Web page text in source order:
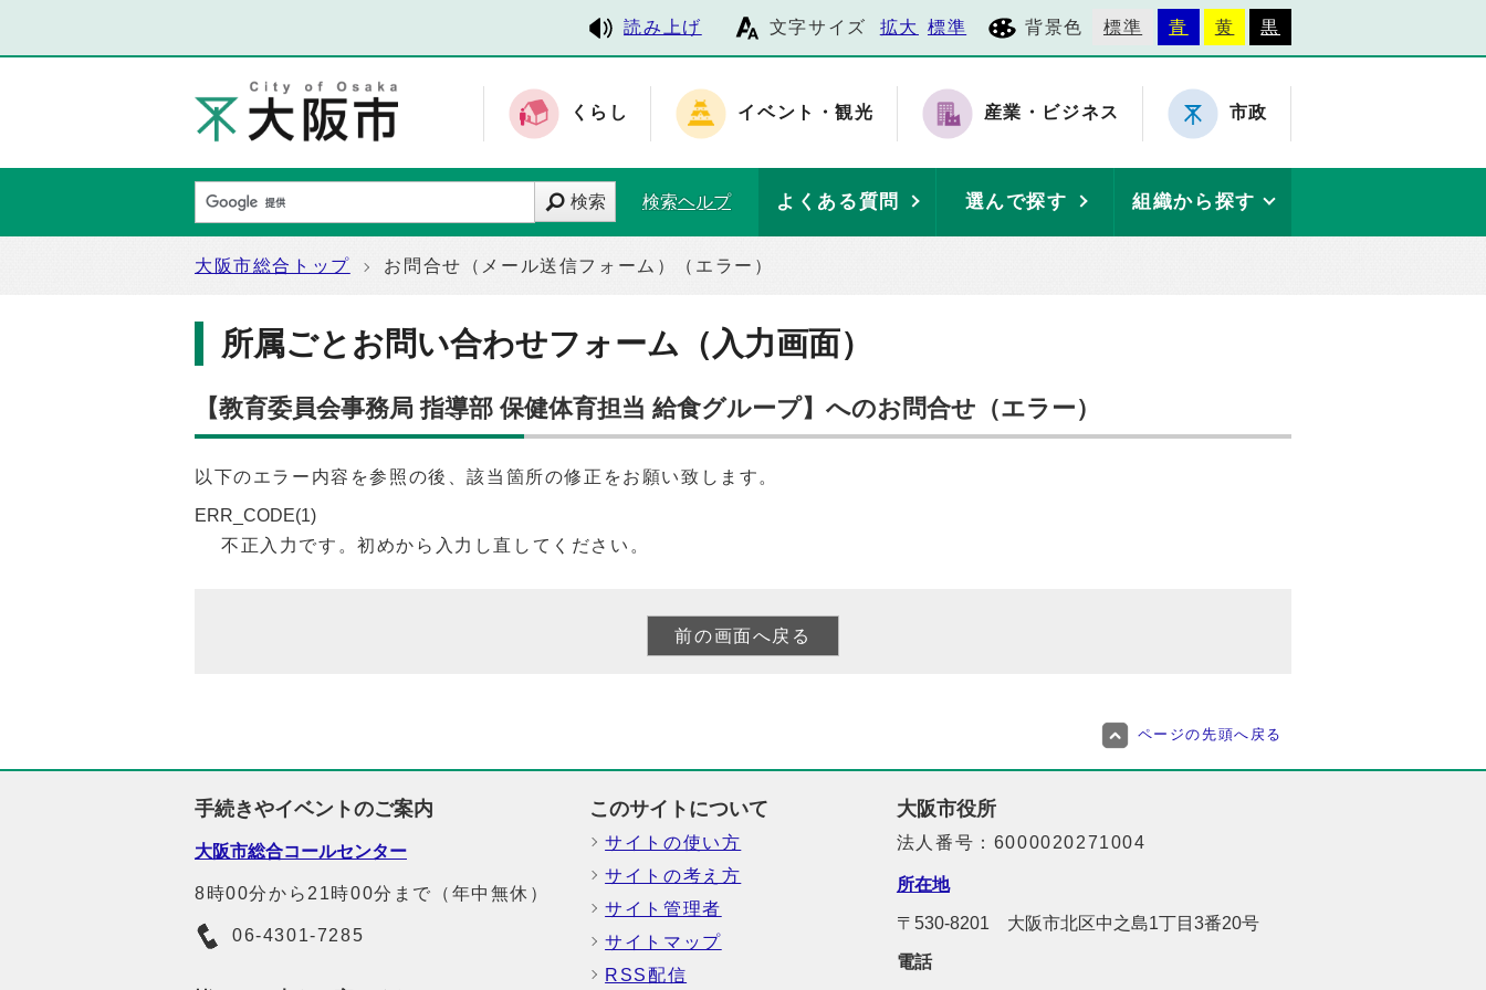
読み上げ 文字サイズ 拡大 標準 背景色 標準 青 黄 黒
くらし イベント・観光 産業・ビジネス 市政
検索 検索ヘルプ よくある質問 選んで探す 組織から探す
大阪市総合トップ お問合せ（メール送信フォーム）（エラー）
所属ごとお問い合わせフォーム（入力画面）
【教育委員会事務局 指導部 保健体育担当 給食グループ】へのお問合せ（エラー）
以下のエラー内容を参照の後、該当箇所の修正をお願い致します。
ERR_CODE(1)
不正入力です。初めから入力し直してください。
ページの先頭へ戻る
手続きやイベントのご案内
大阪市総合コールセンター
8時00分から21時00分まで（年中無休）
06-4301-7285
このサイトについて
サイトの使い方
サイトの考え方
サイト管理者
サイトマップ
RSS配信
大阪市役所
法人番号：6000020271004
所在地
〒530-8201 大阪市北区中之島1丁目3番20号
電話